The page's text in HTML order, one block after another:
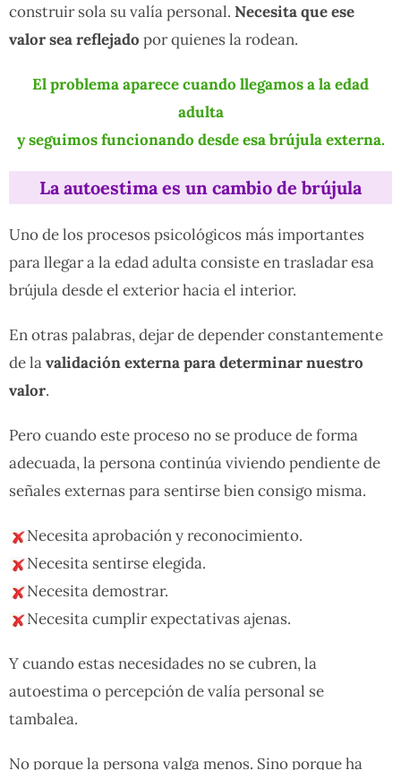
construir sola su valía personal. Necesita que ese
valor sea reflejado por quienes la rodean.
El problema aparececuando llegamos a la edad
adulta
y seguimos funcionando desde esa brújula externa.
La autoestima es un cambio de brújula
Uno de los procesos psicológicos más importantes
para llegar a la edad adulta consiste en trasladar esa
brújula desde el exterior hacia el interior.
En otras palabras, dejar de depender constantemente
de lavalidación externa para determinar nuestro
valor.
Pero cuando este proceso no se produce de forma
adecuada, la persona continúa viviendo pendiente de
señales externas para sentirse bien consigo misma.
Necesita aprobación y reconocimiento.
Necesita sentirse elegida.
Necesita demostrar.
Necesita cumplir expectativas ajenas.
Y cuando estas necesidades no se cubren, la
autoestima o percepción de valía personal se
tambalea.
No porque la persona valga menos. Sino porque ha